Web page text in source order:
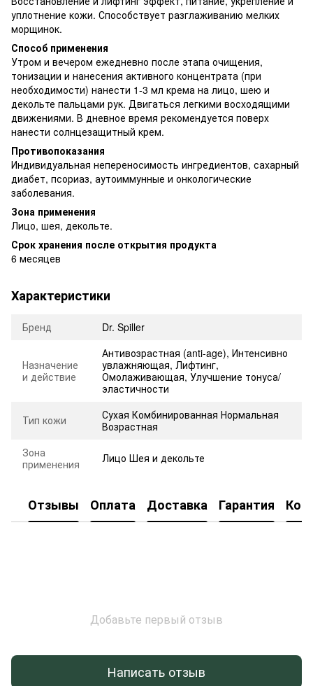
уплотнение кожи. Способствует разглаживанию мелких
морщинок.
Способ применения
Утром и вечером ежедневно после этапа очищения,
тонизации и нанесения активного концентрата (при
необходимости) нанести 1-3 мл крема на лицо, шею и
декольте пальцами рук. Двигаться легкими восходящими
движениями. В дневное время рекомендуется поверх
нанести солнцезащитный крем.
Противопоказания
Индивидуальная непереносимость ингредиентов, сахарный
диабет, псориаз, аутоиммунные и онкологические
заболевания.
Зона применения
Лицо, шея, декольте.
Срок хранения после открытия продукта
6 месяцев
Характеристики
Бренд Dr. Spiller
Назначение
и действие
Антивозрастная (anti-age), Интенсивно
увлажняющая, Лифтинг,
Омолаживающая, Улучшение тонуса/
эластичности
Тип кожи
Сухая Комбинированная Нормальная
Возрастная
Зона
применения
Лицо Шея и декольте
Отзывы Оплата Доставка Гарантия
Добавьте первый отзыв
Написать отзыв